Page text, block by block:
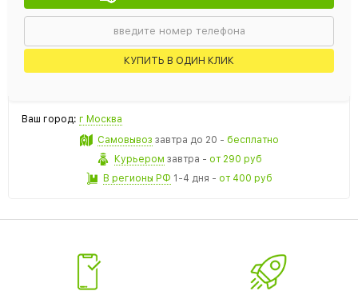
КУПИТЬ В ОДИН КЛИК
Ваш город: г Москва
Самовывоз завтра до 20 - бесплатно
Курьером завтра - от 290 руб
В регионы РФ 1-4 дня - от 400 руб